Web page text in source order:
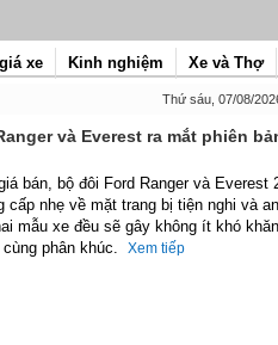
xe Kinh nghiệm Xe và Thợ
Thứ sáu, 07/08/
và Everest ra mắt phiên
bán, bộ đôi Ford Ranger và Everest
cấp nhẹ về mặt trang bị tiện nghi và
mẫu xe đều sẽ gây không ít khó
phân khúc. Xem tiếp